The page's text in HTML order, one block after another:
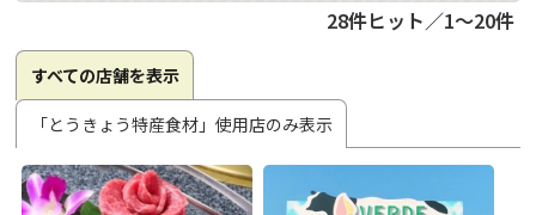
28件ヒット／1～20件
すべての店舗を表示
「とうきょう特産食材」使用店のみ表示